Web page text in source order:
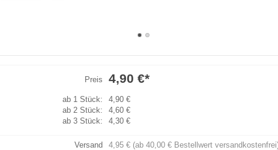
Preis 4,90 €*
ab 1 Stück:
4,90 €
ab 2 Stück:
4,60 €
ab 3 Stück:
4,30 €
Versand 4,95 € (ab 40,00 € Bestellwert